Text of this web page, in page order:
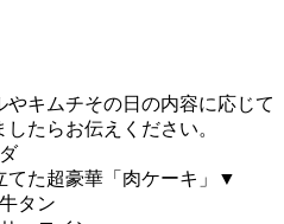
キムチその日の内容に応じて
たらお伝えください。
てた超豪華「肉ケーキ」▼
タン